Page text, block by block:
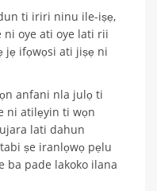
ti iriri ninu ile-iṣẹ,
ni oye ati oye lati rii
jẹ ifọwọsi ati jiṣẹ ni
anfani nla julọ ti
ni atilẹyin ti wọn
lati dahun
ṣe iranlọwọ pẹlu
ba pade lakoko ilana